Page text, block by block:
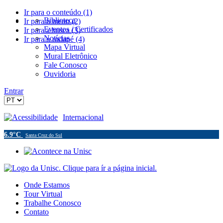
Ir para o conteúdo (1)
Ir para o menu (2)
Ir para a busca (3)
Ir para o rodapé (4)
Biblioteca
Eventos / Certificados
Notícias
Mapa Virtual
Mural Eletrônico
Fale Conosco
Ouvidoria
Entrar
Acessibilidade Internacional
6.9°C Santa Cruz do Sul
Onde Estamos
Tour Virtual
Trabalhe Conosco
Contato